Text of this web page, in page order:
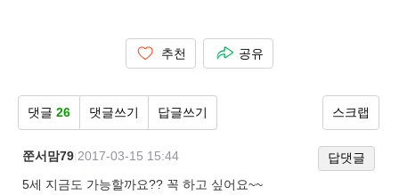
추천 공유
댓글 26 댓글쓰기 답글쓰기 스크랩
쭌서맘79 2017-03-15 15:44
답댓글
5세 지금도 가능할까요?? 꼭 하고 싶어요~~